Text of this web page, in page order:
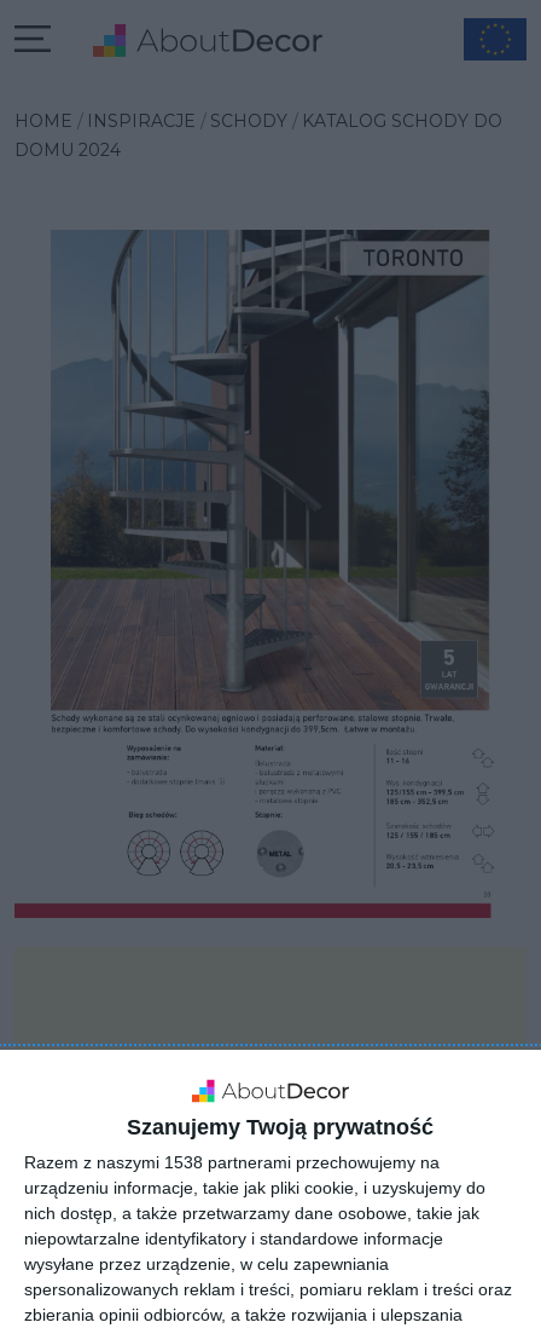
Szanujemy Twoją prywatność
Razem z naszymi 1538 partnerami przechowujemy na
urządzeniu informacje, takie jak pliki cookie, i uzyskujemy do
nich dostęp, a także przetwarzamy dane osobowe, takie jak
niepowtarzalne identyfikatory i standardowe informacje
wysyłane przez urządzenie, w celu zapewniania
spersonalizowanych reklam i treści, pomiaru reklam i treści oraz
zbierania opinii odbiorców, a także rozwijania i ulepszania
HOME INSPIRACJE SCHODY
KATALOG SCHODY DO
DOMU 2024
INSPIRACJA